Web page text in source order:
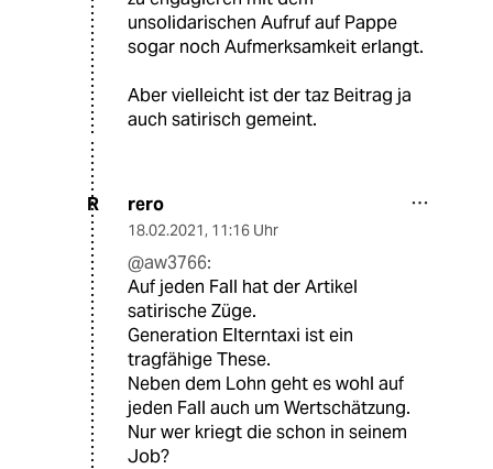
unsolidarischen Aufruf auf Pappe
sogar noch Aufmerksamkeit erlangt.
Aber vielleicht ist der taz Beitrag ja
auch satirisch gemeint.
R rero
18.02.2021, 11:16 Uhr
@aw3766:
Auf jeden Fall hat der Artikel
satirische Züge.
Generation Elterntaxi ist ein
tragfähige These.
Neben dem Lohn geht es wohl auf
jeden Fall auch um Wertschätzung.
Nur wer kriegt die schon in seinem
Job?